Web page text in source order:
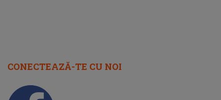
CONECTEAZĂ-TE CU NOI